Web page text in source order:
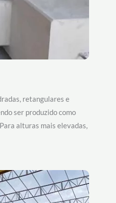
retangulares e
ser produzido como
alturas mais elevadas,